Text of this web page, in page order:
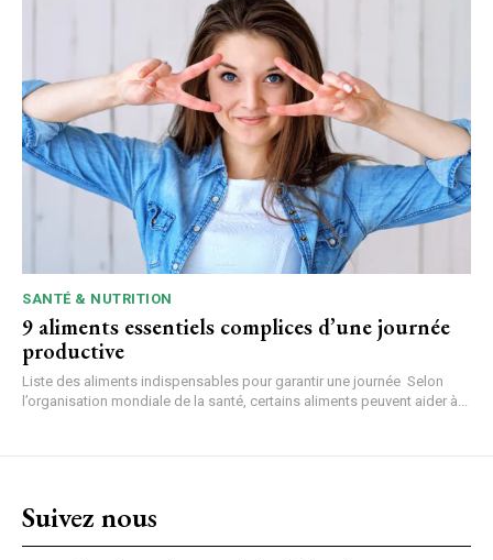
SANTÉ & NUTRITION
9 aliments essentiels complices d’une journée
productive
Liste des aliments indispensables pour garantir une journée Selon
l’organisation mondiale de la santé, certains aliments peuvent aider à...
Suivez nous